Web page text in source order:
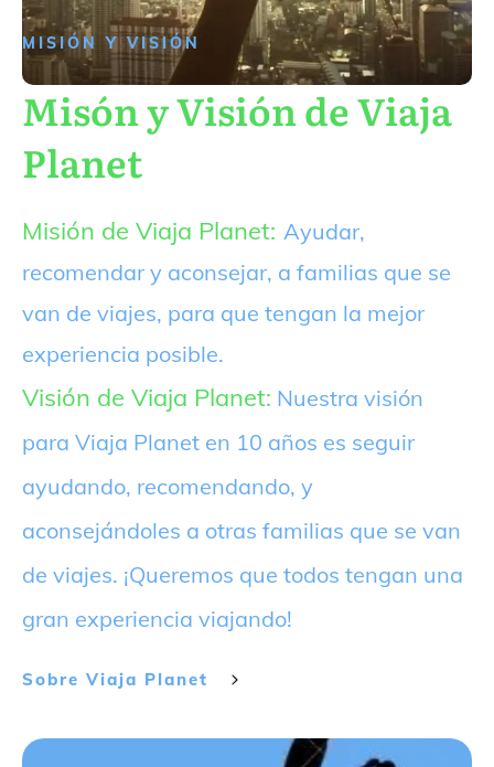
MISIÓN Y VISIÓN
Misón y Visión de Viaja
Planet
Misión de Viaja Planet: Ayudar,
recomendar y aconsejar, a familias que se
van de viajes, para que tengan la mejor
experiencia posible.
Visión de Viaja Planet: Nuestra visión
para Viaja Planet en 10 años es seguir
ayudando, recomendando, y
aconsejándoles a otras familias que se van
de viajes. ¡Queremos que todos tengan una
gran experiencia viajando!
Sobre Viaja Planet